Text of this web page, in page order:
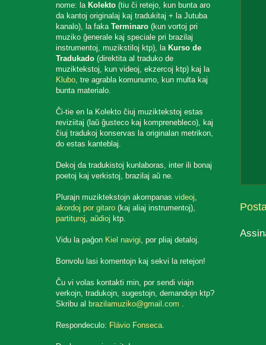
nome: la Kolekto (tiu ĉi retejo, kun bunta aro
da kantoj originalaj kaj tradukitaj + la Jutuba
kanalo), la fakaTerminaro (kun vortoj pri
muziko ĝenerale kaj speciale pri brazilaj
instrumentoj, muzikstiloj ktp), la Kurso de
Tradukado (direktita al traduko de
muziktekstoj, kun videoj, ekzercoj ktp) kaj la
Klubo, tre agrabla komunumo, kun multa kaj
bunta materialo.
Ĉi-tie en la Kolekto ĉiuj muziktekstoj estas
reviziitaj (laŭ ĝusteco kaj komprenebleco), kaj
ĉiuj tradukoj konservas la originalan metrikon,
do estas kanteblaj.
Dekoj da tradukistoj kunlaboras, inter ili bonaj
poetoj kaj verkistoj, brazilaj aŭ ne.
Plurajn muziktekstojn akompanasvideoj,
akordoj por gitaro (kaj aliaj instrumentoj),
partituroj,aŭdioj ktp.
Vidu la paĝon Kiel navigi, por pliaj detaloj.
Bonvolu lasi komentojn kaj sekvi la retejon!
Ĉu vi volas kontakti min, por sendi viajn
verkojn, tradukojn, sugestojn, demandojn ktp?
Skribu al brazilamuziko@gmail.com .
Respondeculo: Flávio Fonseca.